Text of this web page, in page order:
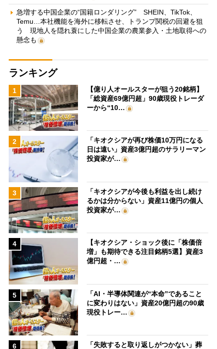
急増する中国企業の“国籍ロンダリング” SHEIN、TikTok、
Temu…本社機能を海外に移転させ、トランプ関税の回避を狙
う 現地人を隠れ蓑にした中国企業の農業参入・土地取得への
懸念も
ランキング
1
【億り人オールスターが狙う20銘柄】
「総資産69億円超」90歳現役トレーダ
ーから“10…
2
「キオクシアが再び株価10万円になる
日は遠い」資産3億円超のサラリーマン
投資家が…
3
「キオクシアが今後も利益を出し続け
るかは分からない」資産11億円の個人
投資家が…
4
【キオクシア・ショック後に「株価倍
増」も期待できる注目銘柄5選】資産3
億円超・…
5
「AI・半導体関連が“本命”であること
に変わりはない」資産20億円超の90歳
現役トレー…
6 「失敗すると取り返しがつかない」葬